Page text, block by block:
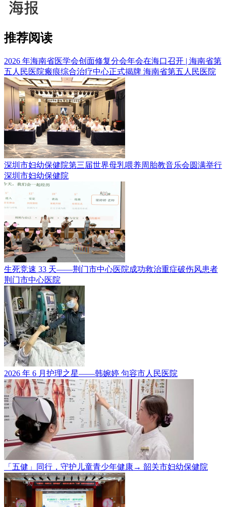
推荐阅读
2026 年海南省医学会创面修复分会年会在海口召开 | 海南省第
五人民医院瘢痕综合治疗中心正式揭牌 海南省第五人民医院
深圳市妇幼保健院第三届世界母乳喂养周胎教音乐会圆满举行
深圳市妇幼保健院
生死竞速 33 天——荆门市中心医院成功救治重症破伤风患者
荆门市中心医院
2026 年 6 月护理之星——韩婉婷 句容市人民医院
「五健」同行，守护儿童青少年健康→ 韶关市妇幼保健院